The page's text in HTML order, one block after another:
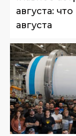
августа:
августа